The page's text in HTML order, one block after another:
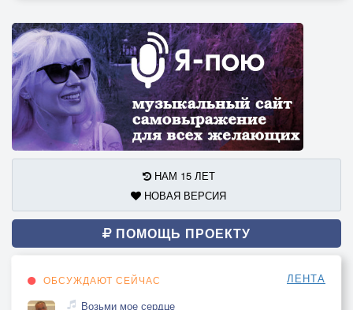
НАМ 15 ЛЕТ
НОВАЯ ВЕРСИЯ
ПОМОЩЬ ПРОЕКТУ
ОБСУЖДАЮТ СЕЙЧАС ЛЕНТА
Возьми мое сердце